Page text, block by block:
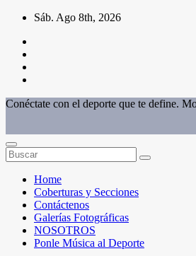
Saltar
contenido
Sáb. Ago 8th, 2026
Conéctate con el deporte que te define.
Home
Coberturas y Secciones
Contáctenos
Galerías Fotográficas
NOSOTROS
Ponle Música al Deporte